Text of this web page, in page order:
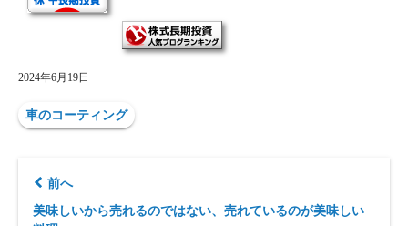
2024年6月19日
車のコーティング
前へ
美味しいから売れるのではない、売れているのが美味しい